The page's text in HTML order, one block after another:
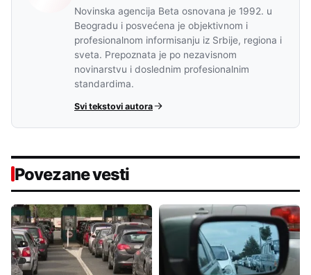
Novinska agencija Beta osnovana je 1992. u
Beogradu i posvećena je objektivnom i
profesionalnom informisanju iz Srbije, regiona i
sveta. Prepoznata je po nezavisnom
novinarstvu i doslednim profesionalnim
standardima.
Svi tekstovi autora
Povezane vesti